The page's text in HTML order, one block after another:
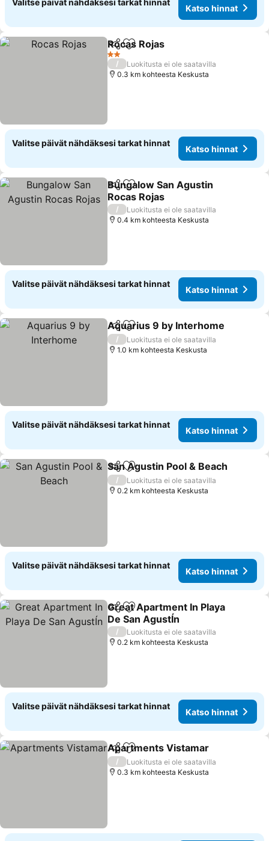
Valitse päivät nähdäksesi tarkat hinnat
Katso hinnat
Jaa Lisää suosikkeihin
Rocas Rojas
2 Tähtiluokitus
/
Luokitusta ei ole saatavilla
0.3 km kohteesta Keskusta
Valitse päivät nähdäksesi tarkat hinnat
Katso hinnat
Jaa Lisää suosikkeihin
Bungalow San Agustin
Rocas Rojas
/
Luokitusta ei ole saatavilla
0.4 km kohteesta Keskusta
Valitse päivät nähdäksesi tarkat hinnat
Katso hinnat
Jaa Lisää suosikkeihin
Aquarius 9 by Interhome
/
Luokitusta ei ole saatavilla
1.0 km kohteesta Keskusta
Valitse päivät nähdäksesi tarkat hinnat
Katso hinnat
Jaa Lisää suosikkeihin
San Agustin Pool & Beach
/
Luokitusta ei ole saatavilla
0.2 km kohteesta Keskusta
Valitse päivät nähdäksesi tarkat hinnat
Katso hinnat
Jaa Lisää suosikkeihin
Great Apartment In Playa
De San AgustÍn
/
Luokitusta ei ole saatavilla
0.2 km kohteesta Keskusta
Valitse päivät nähdäksesi tarkat hinnat
Katso hinnat
Jaa Lisää suosikkeihin
Apartments Vistamar
/
Luokitusta ei ole saatavilla
0.3 km kohteesta Keskusta